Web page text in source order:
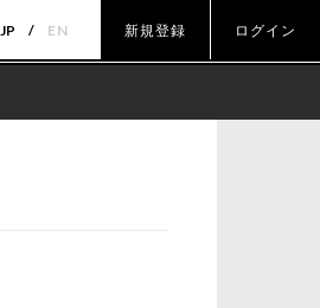
JP EN 新規登録 ログイン